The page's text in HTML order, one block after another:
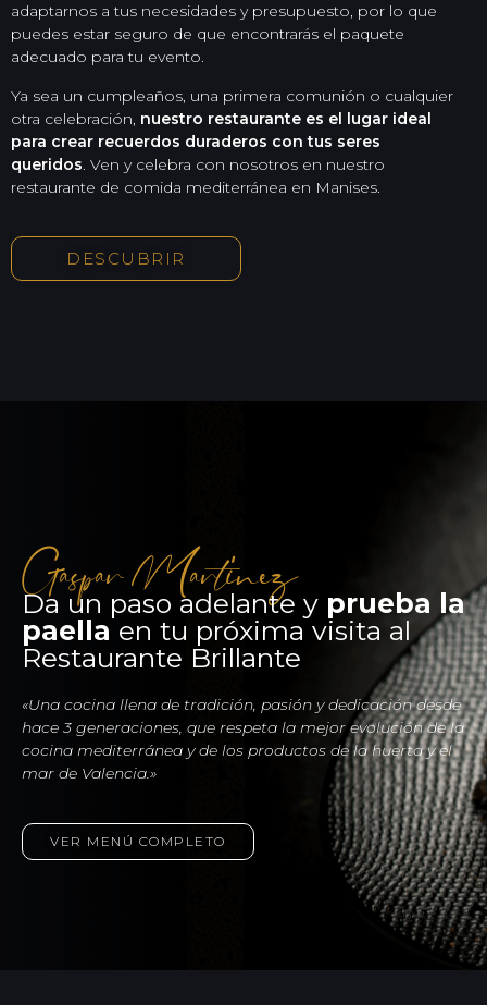
adaptarnos a tus necesidades y presupuesto, por lo que
puedes estar seguro de que encontrarás el paquete
adecuado para tu evento.
Ya sea un cumpleaños, una primera comunión o cualquier
otra celebración, nuestro restaurante es el lugar ideal
para crear recuerdos duraderos con tus seres
queridos. Ven y celebra con nosotros en nuestro
restaurante de comida mediterránea en Manises.
DESCUBRIR
Gaspar Martínez
Da un paso adelante y prueba la
paella en tu próxima visita al
Restaurante Brillante
«Una cocina llena de tradición, pasión y dedicación desde
hace 3 generaciones, que respeta la mejor evolución de la
cocina mediterránea y de los productos de la huerta y el
mar de Valencia.»
VER MENÚ COMPLETO